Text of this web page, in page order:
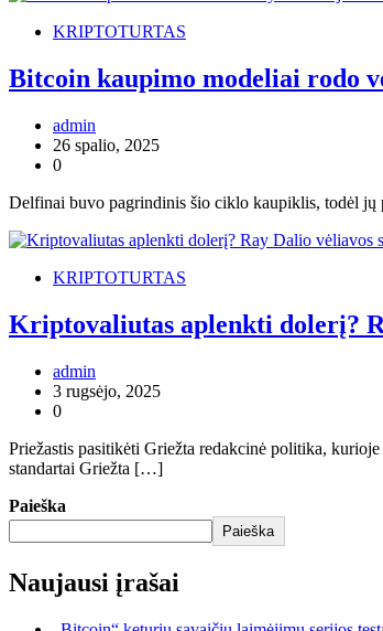
KRIPTOTURTAS
Bitcoin kaupimo modeliai rodo
admin
26 spalio, 2025
0
Delfinai buvo pagrindinis šio ciklo kaupiklis, todėl
KRIPTOTURTAS
Kriptovaliutas aplenkti dolerį?
admin
3 rugsėjo, 2025
0
Priežastis pasitikėti Griežta redakcinė politika,
standartai Griežta […]
Paieška
Paieška
Naujausi įrašai